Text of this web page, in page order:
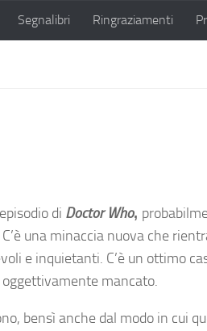
Segnalibri Ringraziamenti
di Doctor Who,
una minaccia nuova che
e inquietanti. C’è un ottimo
oggettivamente mancato.
bensì anche dal modo in cui